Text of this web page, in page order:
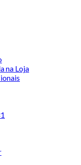
na Loja